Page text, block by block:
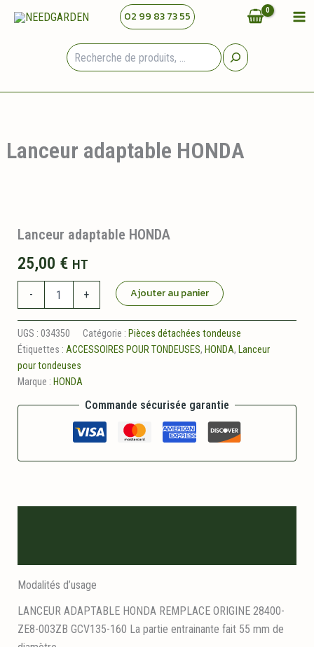
02 99 83 73 55
Lanceur adaptable HONDA
Lanceur adaptable HONDA
25,00 € HT
-
adaptable
HONDA
+ Ajouter au panier
UGS : 034350 Catégorie : Pièces détachées tondeuse
Étiquettes : ACCESSOIRES POUR TONDEUSES, HONDA, Lanceur
pour tondeuses
Marque : HONDA
Commande sécurisée garantie
Modalités d’usage
LANCEUR ADAPTABLE HONDA REMPLACE ORIGINE 28400-
ZE8-003ZB GCV135-160 La partie entrainante fait 55 mm de